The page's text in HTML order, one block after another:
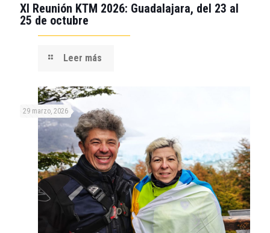
XI Reunión KTM 2026: Guadalajara, del 23 al
25 de octubre
Leer más
29 marzo, 2026